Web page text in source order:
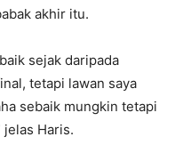
akhir itu.
sejak daripada
tetapi lawan saya
sebaik mungkin tetapi
jelas Haris.